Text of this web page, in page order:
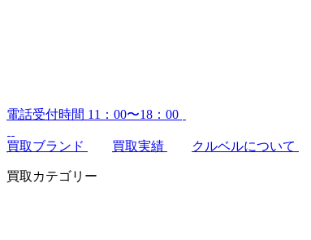
電話受付時間 11：00〜18：00
買取ブランド 買取実績 クルベルについて
買取カテゴリー